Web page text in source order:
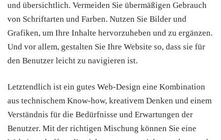
und übersichtlich. Vermeiden Sie übermäßigen Gebrauch
von Schriftarten und Farben. Nutzen Sie Bilder und
Grafiken, um Ihre Inhalte hervorzuheben und zu ergänzen.
Und vor allem, gestalten Sie Ihre Website so, dass sie für
den Benutzer leicht zu navigieren ist.
Letztendlich ist ein gutes Web-Design eine Kombination
aus technischem Know-how, kreativem Denken und einem
Verständnis für die Bedürfnisse und Erwartungen der
Benutzer. Mit der richtigen Mischung können Sie eine